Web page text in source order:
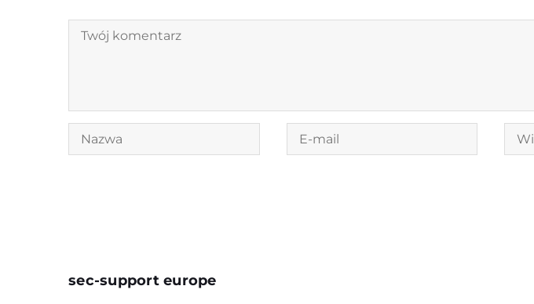
sec-support europe